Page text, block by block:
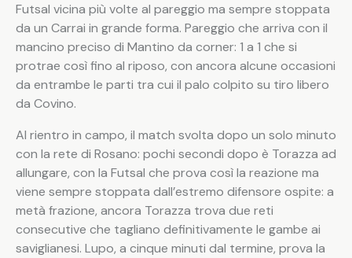
Futsal vicina più volte al pareggio ma sempre stoppata
da un Carrai in grande forma. Pareggio che arriva con il
mancino preciso di Mantino da corner: 1 a 1 che si
protrae così fino al riposo, con ancora alcune occasioni
da entrambe le parti tra cui il palo colpito su tiro libero
da Covino.
Al rientro in campo, il match svolta dopo un solo minuto
con la rete di Rosano: pochi secondi dopo è Torazza ad
allungare, con la Futsal che prova così la reazione ma
viene sempre stoppata dall’estremo difensore ospite: a
metà frazione, ancora Torazza trova due reti
consecutive che tagliano definitivamente le gambe ai
saviglianesi. Lupo, a cinque minuti dal termine, prova la